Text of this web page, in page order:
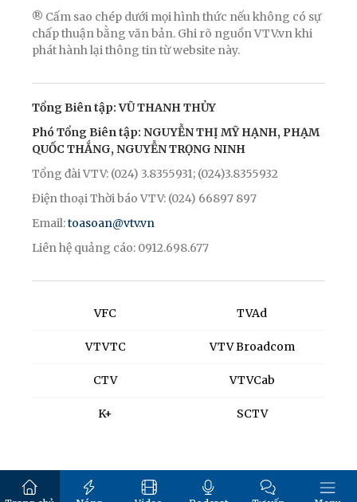
® Cấm sao chép dưới mọi hình thức nếu không có sự
chấp thuận bằng văn bản. Ghi rõ nguồn VTV.vn khi
phát hành lại thông tin từ website này.
Tổng Biên tập: VŨ THANH THỦY
Phó Tổng Biên tập: NGUYỄN THỊ MỸ HẠNH, PHẠM
QUỐC THẮNG, NGUYỄN TRỌNG NINH
Tổng đài VTV: (024) 3.8355931; (024)3.8355932
Điện thoại Thời báo VTV: (024) 66897 897
Email:toasoan@vtv.vn
Liên hệ quảng cáo: 0912.698.677
VFC
VTVTC
CTV
K+
TVAd
VTV Broadcom
VTVCab
SCTV